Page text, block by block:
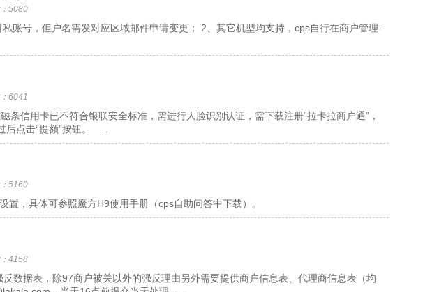
5080
账号，但户名需发对应区域邮件申请变更； 2、其它机型均支持，cps自行在商户管理-
6041
条信用卡已不符合银联安全标准，需进行人脸识别认证，需下载注册“拉卡拉商户通”，
点击“提额”按钮。 ...
5160
，具体可参照魔方H9使用手册（cps自助问答中下载）。
4158
数据表，除97商户被关以外的强反理由另外需要提供商户信息表、代理商信息表（均